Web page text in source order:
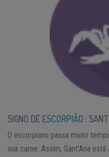
SIGNO DE ESCORPIÃO :
O escorpiano passa muito
sua carne. Assim, Sant’Ana